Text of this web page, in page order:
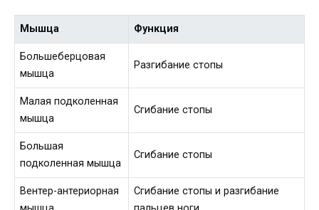
Мышца Функция
Большеберцовая
мышца
Разгибание стопы
Малая подколенная
мышца
Сгибание стопы
Большая
подколенная мышца
Сгибание стопы
Вентер-антериорная
Сгибание стопы и разгибание